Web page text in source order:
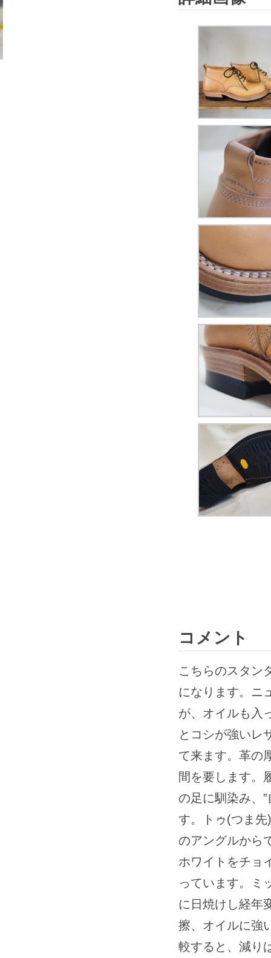
コメント
こちらのスタン
になります。ニ
が、オイルも入
とコシが強いレ
て来ます。革の
間を要します。
の足に馴染み、
す。トゥ(つま
のアングルから
ホワイトをチョ
っています。ミ
に日焼けし経年
擦、オイルに強
較すると、減り